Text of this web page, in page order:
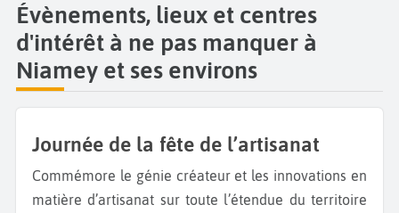
Évènements, lieux et centres
d'intérêt à ne pas manquer à
Niamey et ses environs
Journée de la fête de l’artisanat
Commémore le génie créateur et les innovations en
matière d’artisanat sur toute l’étendue du territoire